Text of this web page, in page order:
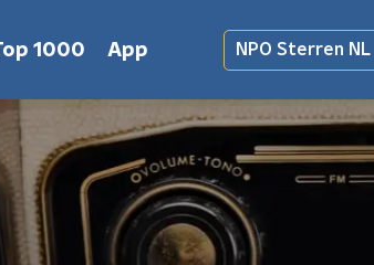
1000 App NPO Sterren NL